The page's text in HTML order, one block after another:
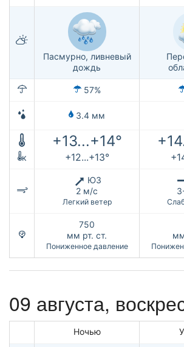
Пасмурно, ливневый
дождь
57%
3.4 мм
+13...+14°
к +12...+13°
ЮЗ
2 м/с
Легкий ветер
750
мм рт. ст.
Пониженное давление
09 августа,
Ночью